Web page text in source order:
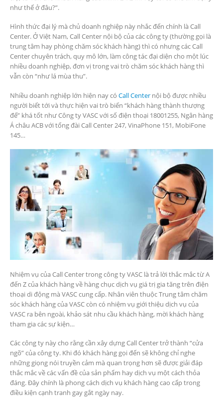
như thế ở đâu?”.
Hình thức đại lý mà chủ doanh nghiệp này nhắc đến chính là Call
Center. Ở Việt Nam, Call Center nội bộ của các công ty (thường gọi là
trung tâm hay phòng chăm sóc khách hàng) thì có nhưng các Call
Center chuyên trách, quy mô lớn, làm công tác đại diện cho một lúc
nhiều doanh nghiệp, đơn vị trong vai trò chăm sóc khách hàng thì
vẫn còn “như lá mùa thu”.
Nhiều doanh nghiệp lớn hiện nay có Call Center nội bộ được nhiều
người biết tới và thực hiện vai trò biến “khách hàng thành thượng
đế” khá tốt như Công ty VASC với số điện thoại 18001255, Ngân hàng
Á châu ACB với tổng đài Call Center 247, VinaPhone 151, MobiFone
145…
Nhiệm vụ của Call Center trong công ty VASC là trả lời thắc mắc từ A
đến Z của khách hàng về hàng chục dịch vụ giá trị gia tăng trên điện
thoại di động mà VASC cung cấp. Nhân viên thuộc Trung tâm chăm
sóc khách hàng của VASC còn có nhiệm vụ giới thiệu dịch vụ của
VASC ra bên ngoài, khảo sát nhu cầu khách hàng, mời khách hàng
tham gia các sự kiện…
Các công ty này cho rằng cần xây dựng Call Center trở thành “cửa
ngõ” của công ty. Khi đó khách hàng gọi đến sẽ không chỉ nghe
những giọng nói truyền cảm mà quan trọng hơn sẽ được giải đáp
thắc mắc về các vấn đề của sản phẩm hay dịch vụ một cách thỏa
đáng. Đây chính là phong cách dịch vụ khách hàng cao cấp trong
điều kiện cạnh tranh gay gắt ngày nay.